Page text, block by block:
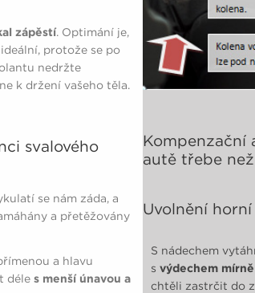
zápěstí. Optimání je,
protože se po
nedržte
k držení vašeho těla.
svalového
se nám záda, a
a přetěžovány
a hlavu
déle s menší únavou a
Kompenzační
autě třebe
Uvolnění
S nádechem
s výdechem
chtěli zastrčit do